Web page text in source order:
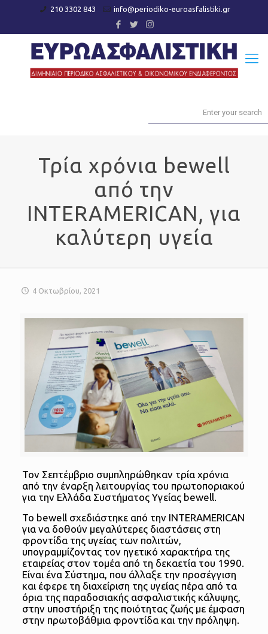
210 3302 843 info@periodiko-euroasfalistiki.gr
Τρία χρόνια bewell
από την
INTERAMERICAN, για
καλύτερη υγεία
4 Οκτωβρίου, 2021
Τον Σεπτέμβριο συμπληρώθηκαν τρία χρόνια
από την έναρξη λειτουργίας του πρωτοποριακού
για την Ελλάδα Συστήματος Υγείας bewell.
Το bewell σχεδιάστηκε από την INTERAMERICAN
για να δοθούν μεγαλύτερες διαστάσεις στη
φροντίδα της υγείας των πολιτών,
υπογραμμίζοντας τον ηγετικό χαρακτήρα της
εταιρείας στον τομέα από τη δεκαετία του 1990.
Είναι ένα Σύστημα, που άλλαξε την προσέγγιση
και έφερε τη διαχείριση της υγείας πέρα από τα
όρια της παραδοσιακής ασφαλιστικής κάλυψης,
στην υποστήριξη της ποιότητας ζωής με έμφαση
στην πρωτοβάθμια φροντίδα και την πρόληψη.